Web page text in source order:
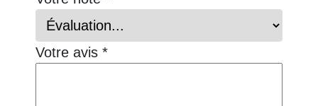
Votre avis *